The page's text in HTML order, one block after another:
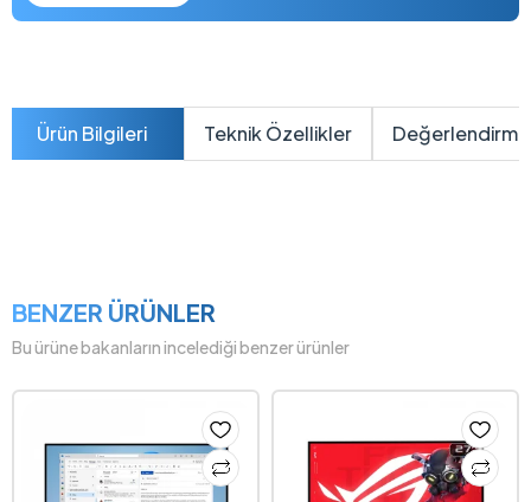
Ürün Bilgileri Teknik Özellikler
BENZER ÜRÜNLER
Bu ürüne bakanların incelediği benzer ürünler